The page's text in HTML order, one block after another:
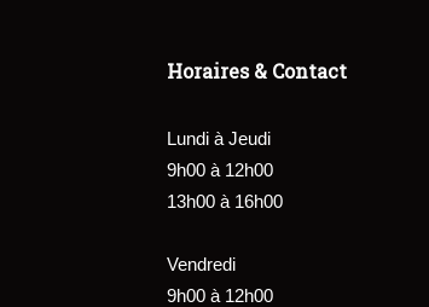
Horaires & Contact
Lundi à Jeudi
9h00 à 12h00
13h00 à 16h00
Vendredi
9h00 à 12h00